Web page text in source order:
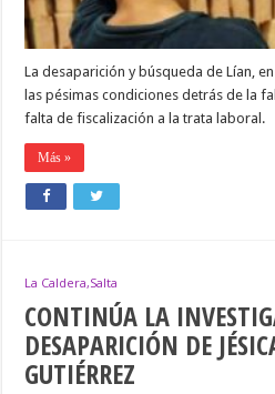
La desaparición y búsqueda de Lían,
las pésimas condiciones detrás de la
falta de fiscalización a la trata laboral.
Más »
La Caldera,Salta
CONTINÚA LA
DESAPARICIÓN DE
GUTIÉRREZ